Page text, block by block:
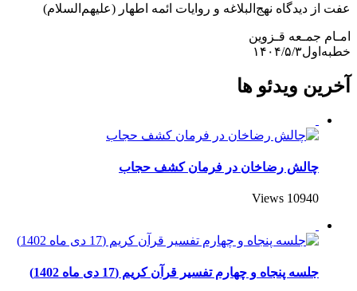
عفت از دیدگاه نهج‌البلاغه و روایات ائمه اطهار (علیهم‌السلام)
امـام جمـعه قـزوین
خطبه‌اول۱۴۰۴/۵/۳
آخرین ویدئو ها
چالش رضاخان در فرمان کشف حجاب
10940 Views
جلسه پنجاه و چهارم تفسیر قرآن کریم (17 دی ماه 1402)